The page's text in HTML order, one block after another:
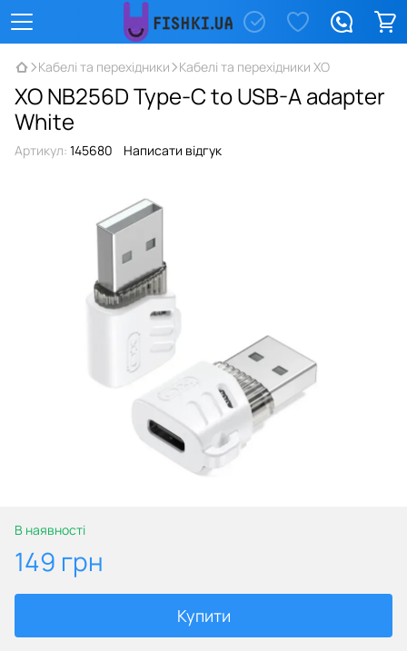
Кабелі та перехідники Кабелі та перехідники XO
XO NB256D Type-C to USB-A adapter
White
Артикул: 145680 Написати відгук
В наявності
149 грн
Купити